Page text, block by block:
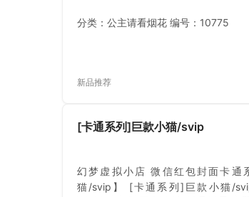
分类：公主请看烟花 编号：10775
新品推荐
[卡通系列]巨款小猫/svip
幻梦虚拟小店 微信红包封面卡通
猫/svip】 [卡通系列]巨款小猫/